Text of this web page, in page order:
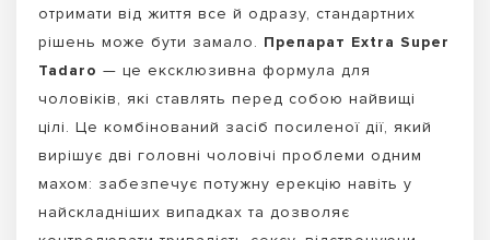
отримати від життя все й одразу, стандартних
рішень може бути замало. Препарат Extra Super
Tadaro — це ексклюзивна формула для
чоловіків, які ставлять перед собою найвищі
цілі. Це комбінований засіб посиленої дії, який
вирішує дві головні чоловічі проблеми одним
махом: забезпечує потужну ерекцію навіть у
найскладніших випадках та дозволяє